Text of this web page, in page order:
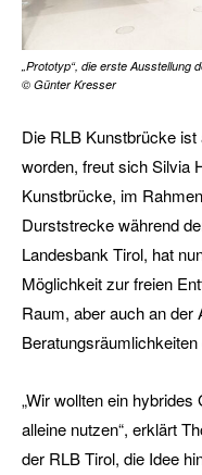
„Prototyp“, die erste Ausstellung
© Günter Kresser
Die RLB Kunstbrücke ist
worden, freut sich Silvia
Kunstbrücke, im
Durststrecke während
Landesbank Tirol, hat
Möglichkeit zur freien
Raum, aber auch an der
„Wir wollten ein
alleine nutzen“, erklärt
der RLB Tirol, die Idee